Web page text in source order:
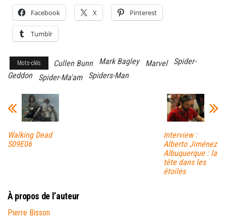
Facebook X Pinterest
Tumblr
Mots-clés Cullen Bunn Mark Bagley Marvel
Spider-
Geddon
Spider-Ma'am Spiders-Man
Walking Dead
S09E06
Interview :
Alberto Jiménez
Albuquerque : la
tête dans les
étoiles
À propos de l’auteur
Pierre Bisson